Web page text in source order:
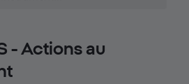
- Actions au